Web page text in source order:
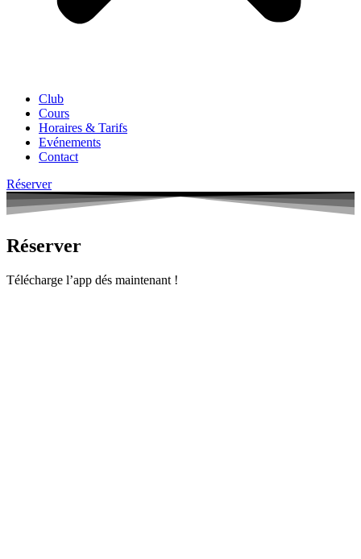
Club
Cours
Horaires & Tarifs
Evénements
Contact
Réserver
Réserver
Télécharge l’app dés maintenant !